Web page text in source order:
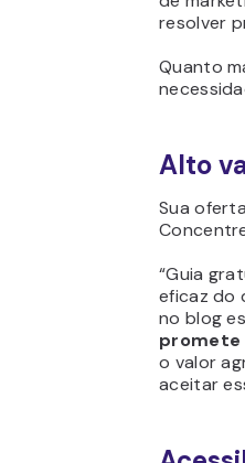
resolver
Quanto
Alto
Sua
“Guia
eficaz do
no blog
promete
o valor
aceitar